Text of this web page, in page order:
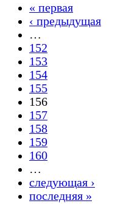
Страницы
« первая
‹ предыдущая
…
152
153
154
155
156
157
158
159
160
…
следующая ›
последняя »